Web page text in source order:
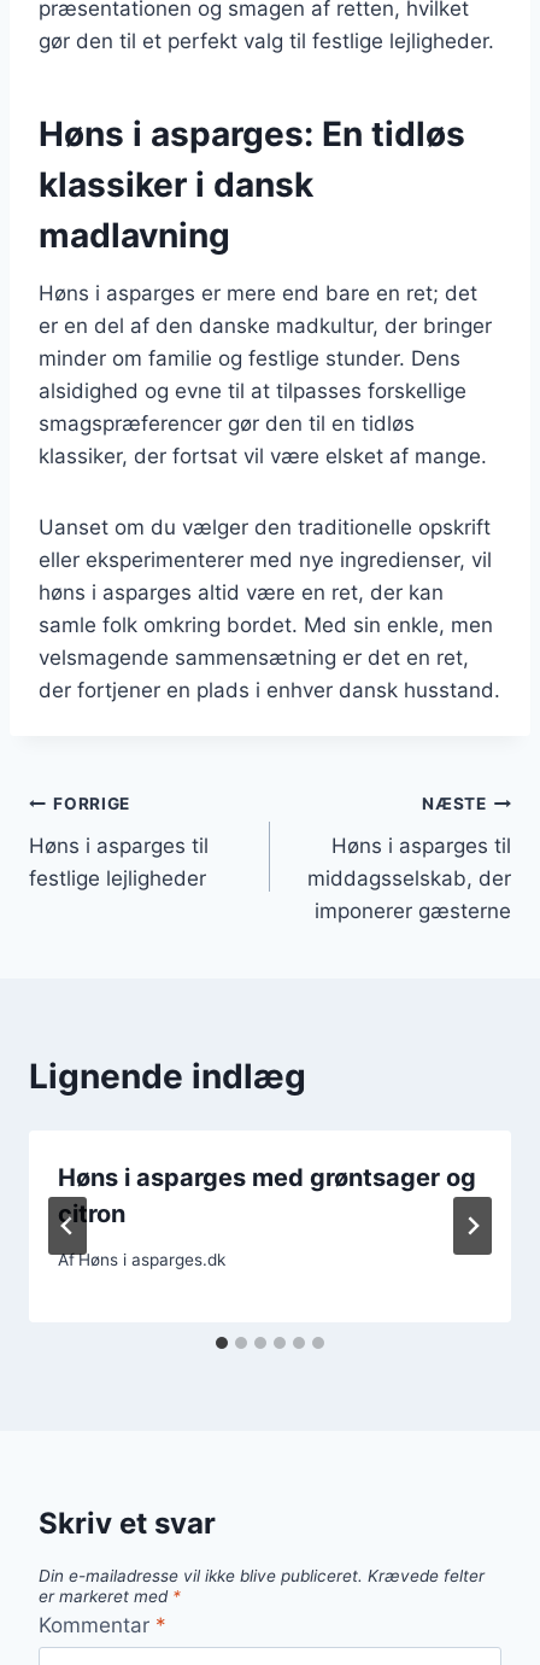
præsentationen og smagen af retten, hvilket
gør den til et perfekt valg til festlige lejligheder.
Høns i asparges: En tidløs
klassiker i dansk
madlavning
Høns i asparges er mere end bare en ret; det
er en del af den danske madkultur, der bringer
minder om familie og festlige stunder. Dens
alsidighed og evne til at tilpasses forskellige
smagspræferencer gør den til en tidløs
klassiker, der fortsat vil være elsket af mange.
Uanset om du vælger den traditionelle opskrift
eller eksperimenterer med nye ingredienser, vil
høns i asparges altid være en ret, der kan
samle folk omkring bordet. Med sin enkle, men
velsmagende sammensætning er det en ret,
der fortjener en plads i enhver dansk husstand.
Indlægsnavigation
FORRIGE
Høns i asparges til
festlige lejligheder
NÆSTE
Høns i asparges til
middagsselskab, der
imponerer gæsterne
Lignende indlæg
Høns i asparges med grøntsager og
citron
AfHøns i asparges.dk
Skriv et svar
Din e-mailadresse vil ikke blive publiceret. Krævede felter
er markeret med *
Kommentar *